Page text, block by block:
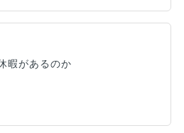
暇があるのか